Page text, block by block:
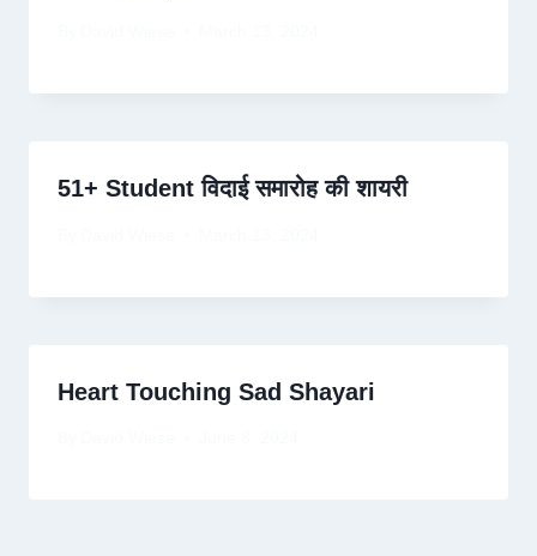
51+ Student विदाई समारोह की शायरी
Heart Touching Sad Shayari